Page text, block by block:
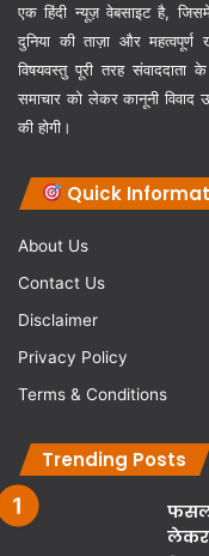
एक हिंदी न्यूज़ वेबसाइट है,
दुनिया की ताज़ा और महत्वपूर्ण
विषयवस्तु पूरी तरह
समाचार को लेकर कानूनी विवाद
की होगी।
Quick
About Us
Contact Us
Disclaimer
Privacy Policy
Terms & Conditions
Trending Posts
फसल
लेकर